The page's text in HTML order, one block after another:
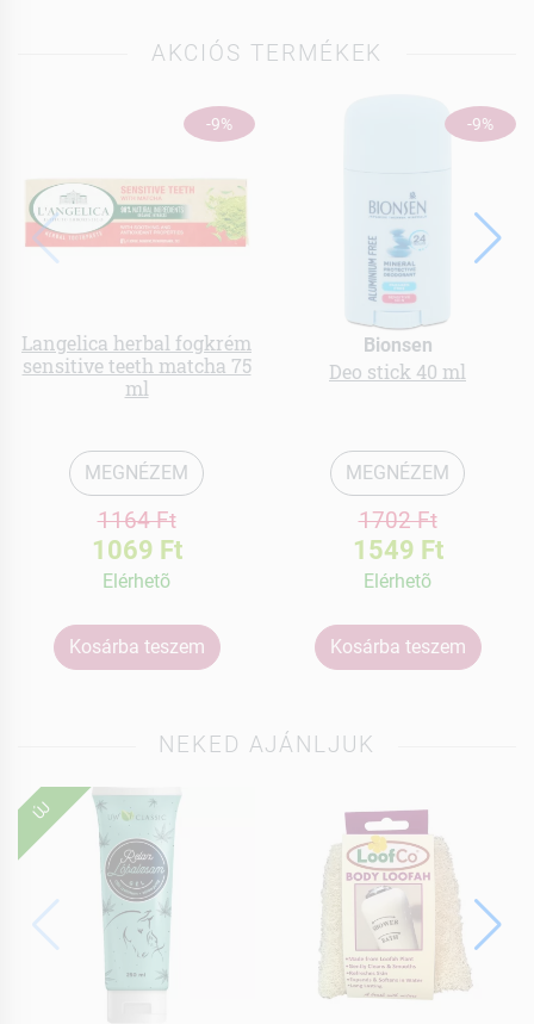
AKCIÓS TERMÉKEK
-9%
Langelica herbal fogkrém
sensitive teeth matcha 75
ml
MEGNÉZEM
1164 Ft
1069 Ft
Elérhetõ
Kosárba teszem
-9%
Bionsen
Deo stick 40 ml
MEGNÉZEM
1702 Ft
1549 Ft
Elérhetõ
Kosárba teszem
NEKED AJÁNLJUK
ÚJ